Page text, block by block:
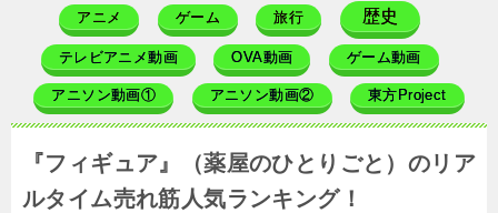
アニメ ゲーム 旅行 歴史
テレビアニメ動画 OVA動画 ゲーム動画
アニソン動画① アニソン動画② 東方Project
『フィギュア』（薬屋のひとりごと）のリア
ルタイム売れ筋人気ランキング！